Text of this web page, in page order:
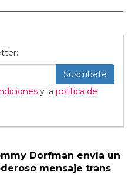
Suscribete
y la política de
Dorfman envía un
mensaje trans